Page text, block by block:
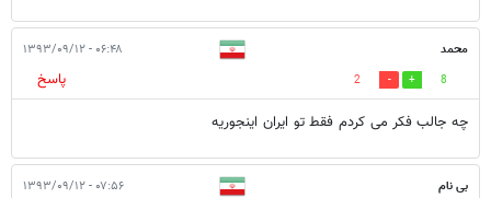
محمد ۰۶:۴۸ - ۱۳۹۳/۰۹/۱۲
8
2
پاسخ
چه جالب فکر می کردم فقط تو ایران اینجوریه
بی نام ۰۷:۵۶ - ۱۳۹۳/۰۹/۱۲